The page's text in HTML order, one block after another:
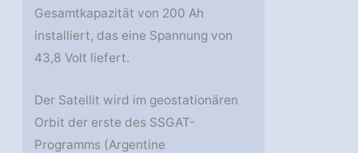
Gesamtkapazität von 200 Ah
installiert, das eine Spannung von
43,8 Volt liefert.
Der Satellit wird im geostationären
Orbit der erste des SSGAT-
Programms (Argentine